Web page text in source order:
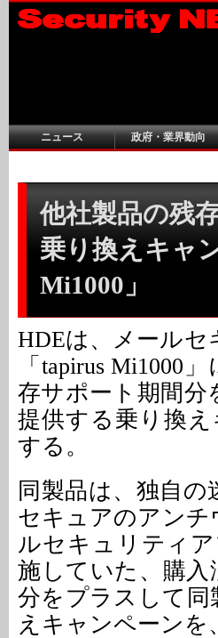
ニュース 政府・業界動向
他社製品の残
乗り換えキャ
Mi1000」
HDEは、メール
「tapirus Mi1000
存サポート期間分
提供する乗り換
する。
同製品は、独自
セキュアのアン
ルセキュリティ
施していた、購入
分をプラスして同
えキャンペーンを